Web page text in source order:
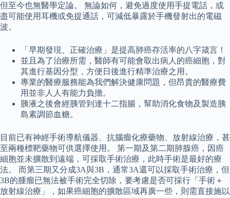
但至今也無醫學定論。 無論如何，避免過度使用手提電話，或
盡可能使用耳機或免提通話，可減低暴露於手機發射出的電磁
波。
「早期發現、正確治療」是提高肺癌存活率的八字箴言！
並且為了治療所需，醫師有可能會取出病人的癌細胞，對
其進行基因分型，方便日後進行精準治療之用。
專業的醫療服務能為我們解決健康問題，但昂貴的醫療費
用並非人人有能力負擔。
胰液之後會經胰管到達十二指腸，幫助消化食物及製造胰
島素調節血糖。
目前已有神經手術導航儀器、抗腦瘤化療藥物、放射線治療，甚
至兩種標靶藥物可供選擇使用。 第一期及第二期肺腺癌，因癌
細胞並未擴散到遠端，可採取手術治療，此時手術是最好的療
法。 而第三期又分成3A與3B，通常3A還可以採取手術治療，但
3B的腫瘤已無法被手術完全切除，要考慮是否可採行「手術＋
放射線治療」，如果癌細胞的擴散區域再廣一些，則需直接施以